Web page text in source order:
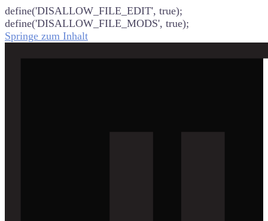
define('DISALLOW_FILE_EDIT', true);
define('DISALLOW_FILE_MODS', true);
Springe zum Inhalt